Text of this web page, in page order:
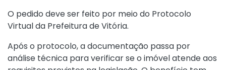
O pedido deve ser feito por meio do Protocolo
Virtualda Prefeitura de Vitória.
Após o protocolo, a documentação passa por
análise técnica para verificar se o imóvel atende aos